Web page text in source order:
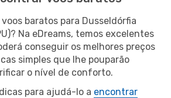
baratos para Dusseldórfia
Na eDreams, temos excelentes
conseguir os melhores preços
simples que lhe pouparão
o nível de conforto.
para ajudá-lo a encontrar